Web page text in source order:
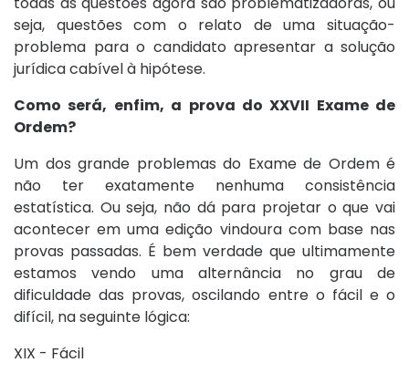
seja, questões com o relato de uma situação-
problema para o candidato apresentar a solução
jurídica cabível à hipótese.
Como será, enfim, a prova do XXVII Exame de
Ordem?
Um dos grande problemas do Exame de Ordem é
não ter exatamente nenhuma consistência
estatística. Ou seja, não dá para projetar o que vai
acontecer em uma edição vindoura com base nas
provas passadas. É bem verdade que ultimamente
estamos vendo uma alternância no grau de
dificuldade das provas, oscilando entre o fácil e o
difícil, na seguinte lógica:
XIX - Fácil